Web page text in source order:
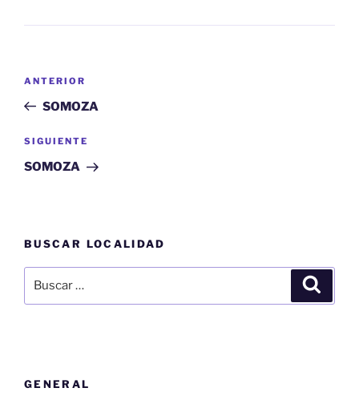
entradas
Entrada
anterior:
ANTERIOR
SOMOZA
Siguiente
entrada
SIGUIENTE
SOMOZA
BUSCAR LOCALIDAD
por:
GENERAL